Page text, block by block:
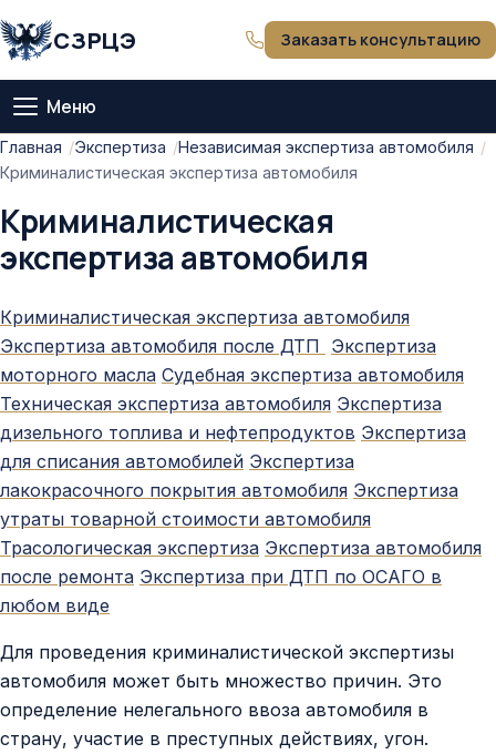
СЗРЦЭ Заказать консультацию
Меню
Главная
Тарифы
Оценка
Экспертиза
Статьи
Контакты
Главная Экспертиза
Независимая экспертиза автомобиля
Криминалистическая экспертиза автомобиля
Криминалистическая
экспертиза автомобиля
Криминалистическая экспертиза автомобиля
Экспертиза автомобиля после ДТП Экспертиза
моторного масла Судебная экспертиза автомобиля
Техническая экспертиза автомобиля Экспертиза
дизельного топлива и нефтепродуктов Экспертиза
для списания автомобилей Экспертиза
лакокрасочного покрытия автомобиля Экспертиза
утраты товарной стоимости автомобиля
Трасологическая экспертиза Экспертиза автомобиля
после ремонта Экспертиза при ДТП по ОСАГО в
любом виде
Для проведения криминалистической экспертизы
автомобиля может быть множество причин. Это
определение нелегального ввоза автомобиля в
страну, участие в преступных действиях, угон.